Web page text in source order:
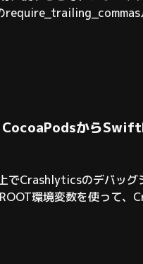
から
でCrashlyticsのデバッグ
環境変数を使って